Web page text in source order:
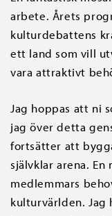
arbete. Årets
kulturdebattens
ett land som vill
vara attraktivt
Jag hoppas att ni
jag över detta
fortsätter att
självklar arena.
medlemmars
kulturvärlden. Jag